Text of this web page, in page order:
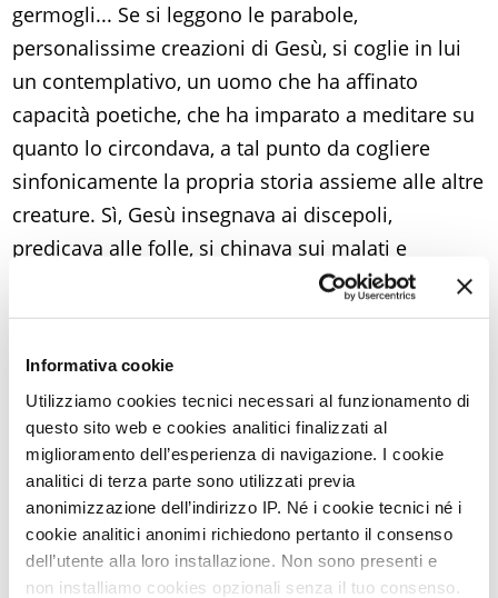
Informativa cookie
Utilizziamo cookies tecnici necessari al funzionamento di
questo sito web e cookies analitici finalizzati al
miglioramento dell’esperienza di navigazione. I cookie
analitici di terza parte sono utilizzati previa
anonimizzazione dell’indirizzo IP. Né i cookie tecnici né i
cookie analitici anonimi richiedono pertanto il consenso
dell’utente alla loro installazione. Non sono presenti e
non installiamo cookies opzionali senza il tuo consenso.
germogli... Se si leggono le parabole,
personalissime creazioni di Gesù, si coglie in lui
un contemplativo, un uomo che ha affinato
capacità poetiche, che ha imparato a meditare su
quanto lo circondava, a tal punto da cogliere
sinfonicamente la propria storia assieme alle altre
creature. Sì, Gesù insegnava ai discepoli,
predicava alle folle, si chinava sui malati e
mai la sua vita
contraddisse il segno della bellezza.
Perché la vita di Gesù è stata una vita ricolma di
“senso”, anzi, del senso del senso: infatti, solo chi
conosce una ragione per cui vale la pena dare la
vita conosce anche una ragione per cui vale la
pena vivere. Gesù questa ragione l’aveva. Più volte
ha affermato di voler dare la vita per i fratelli, gli